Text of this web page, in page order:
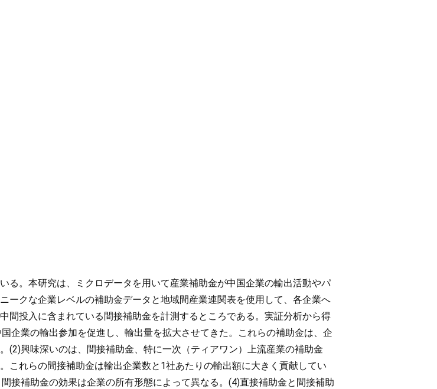
る。本研究は、ミクロデータを用いて産業補助金が中国企業の輸出活動やパ
ークな企業レベルの補助金データと地域間産業連関表を使用して、各企業へ
間投入に含まれている間接補助金を計測するところである。実証分析から得
企業の輸出参加を促進し、輸出量を拡大させてきた。これらの補助金は、企
(2)興味深いのは、間接補助金、特に一次（ティアワン）上流産業の補助金
これらの間接補助金は輸出企業数と1社あたりの輸出額に大きく貢献してい
接補助金の効果は企業の所有形態によって異なる。(4)直接補助金と間接補助